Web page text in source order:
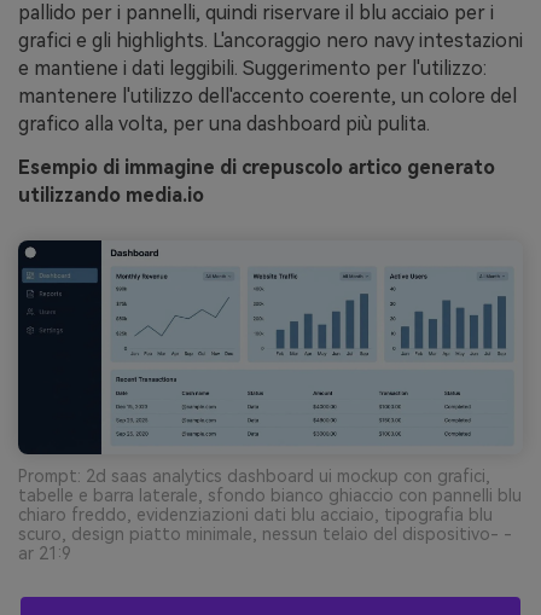
pallido per i pannelli, quindi riservare il blu acciaio per i
grafici e gli highlights. L'ancoraggio nero navy intestazioni
e mantiene i dati leggibili. Suggerimento per l'utilizzo:
mantenere l'utilizzo dell'accento coerente, un colore del
grafico alla volta, per una dashboard più pulita.
Esempio di immagine di crepuscolo artico generato
utilizzando media.io
Prompt: 2d saas analytics dashboard ui mockup con grafici,
tabelle e barra laterale, sfondo bianco ghiaccio con pannelli blu
chiaro freddo, evidenziazioni dati blu acciaio, tipografia blu
scuro, design piatto minimale, nessun telaio del dispositivo- -
ar 21:9